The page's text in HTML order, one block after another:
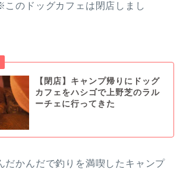
のドッグカフェは閉店しまし
【閉店】キャンプ帰りにドッグ
カフェをハシゴで上野芝のラル
ーチェに行ってきた
だかんだで釣りを満喫したキャンプ